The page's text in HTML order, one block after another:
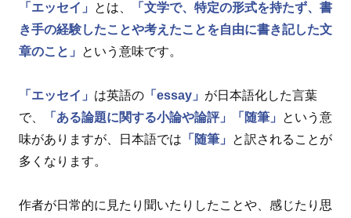
「エッセイ」 とは、
「文学で、特定の形式を持たず、書
き手の経験したことや考えたことを自由に書き記した文
章のこと」
という意味です。
「エッセイ」 は英語の 「essay」 が日本語化した言葉
で、
「ある論題に関する小論や論評」 「随筆」
という意
味がありますが、日本語では 「随筆」
と訳されることが
多くなります。
作者が日常的に見たり聞いたりしたことや、感じたり思